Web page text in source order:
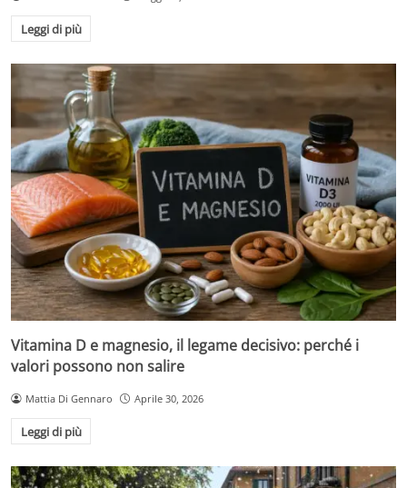
Leggi di più
Vitamina D e magnesio, il legame decisivo: perché i
valori possono non salire
Mattia Di Gennaro Aprile 30, 2026
Leggi di più